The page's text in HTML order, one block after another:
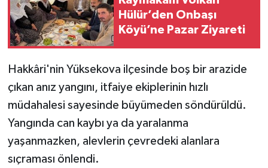
Hülür’den Onbaşı
Köyü’ne Pazar Ziyareti
Hakkâri'nin Yüksekova ilçesinde boş bir arazide
çıkan anız yangını, itfaiye ekiplerinin hızlı
müdahalesi sayesinde büyümeden söndürüldü.
Yangında can kaybı ya da yaralanma
yaşanmazken, alevlerin çevredeki alanlara
sıçraması önlendi.
REKLAM
SİYASET
TARİH